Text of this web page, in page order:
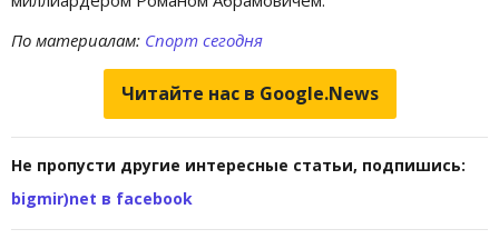
По материалам: Спорт сегодня
Читайте нас в Google.News
Не пропусти другие интересные статьи, подпишись:
bigmir)net в facebook